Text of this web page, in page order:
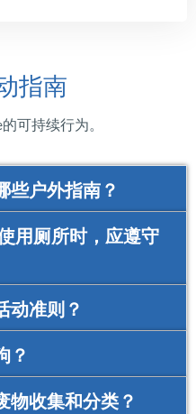
指南
可持续行为。
些户外指南？
用厕所时，应遵守
动准则？
？
物收集和分类？